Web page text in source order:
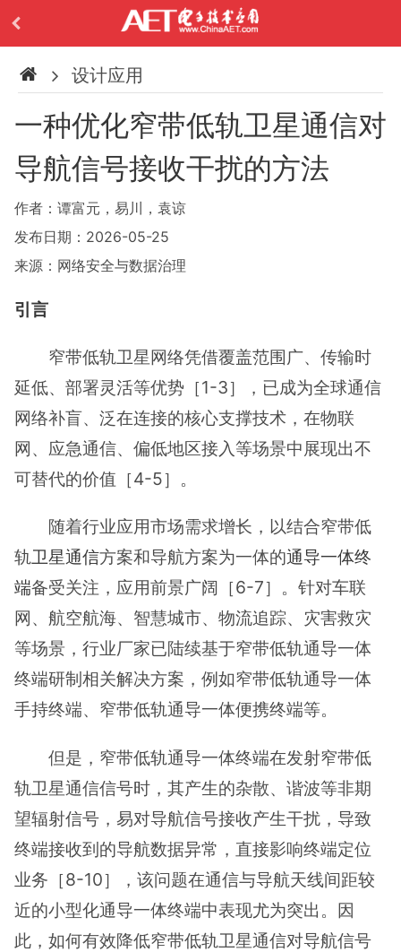
设计应用
一种优化窄带低轨卫星通信对
导航信号接收干扰的方法
作者：谭富元，易川，袁谅
发布日期：2026-05-25
来源：网络安全与数据治理
引言
窄带低轨卫星网络凭借覆盖范围广、传输时
延低、部署灵活等优势［1-3］，已成为全球通信
网络补盲、泛在连接的核心支撑技术，在物联
网、应急通信、偏低地区接入等场景中展现出不
可替代的价值［4-5］。
随着行业应用市场需求增长，以结合窄带低
轨卫星通信方案和导航方案为一体的通导一体终
端备受关注，应用前景广阔［6-7］。针对车联
网、航空航海、智慧城市、物流追踪、灾害救灾
等场景，行业厂家已陆续基于窄带低轨通导一体
终端研制相关解决方案，例如窄带低轨通导一体
手持终端、窄带低轨通导一体便携终端等。
但是，窄带低轨通导一体终端在发射窄带低
轨卫星通信信号时，其产生的杂散、谐波等非期
望辐射信号，易对导航信号接收产生干扰，导致
终端接收到的导航数据异常，直接影响终端定位
业务［8-10］，该问题在通信与导航天线间距较
近的小型化通导一体终端中表现尤为突出。因
此，如何有效降低窄带低轨卫星通信对导航信号